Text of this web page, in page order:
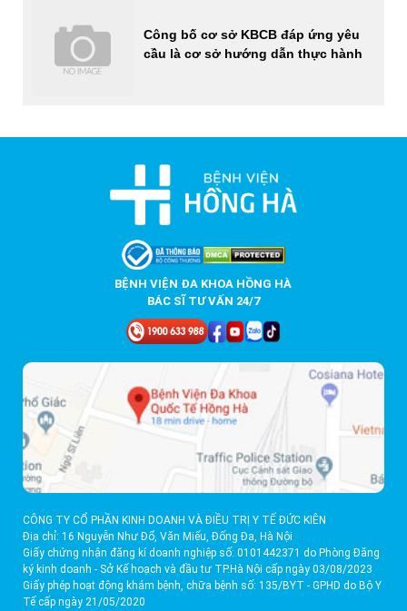
Công bố cơ sở KBCB đáp ứng yêu
cầu là cơ sở hướng dẫn thực hành
BỆNH VIỆN ĐA KHOA HỒNG HÀ
BÁC SĨ TƯ VẤN 24/7
CÔNG TY CỔ PHẦN KINH DOANH VÀ ĐIỀU TRỊ Y TẾ ĐỨC KIÊN
Địa chỉ: 16 Nguyễn Như Đổ, Văn Miếu, Đống Đa, Hà Nội
Giấy chứng nhận đăng kí doanh nghiệp số: 0101442371 do Phòng Đăng
ký kinh doanh - Sở Kế hoạch và đầu tư TP.Hà Nội cấp ngày 03/08/2023
Giấy phép hoạt động khám bệnh, chữa bệnh số: 135/BYT - GPHD do Bộ Y
Tế cấp ngày 21/05/2020